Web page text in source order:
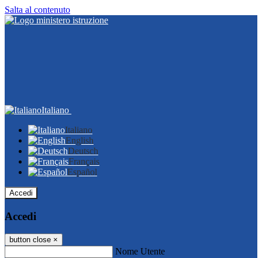
Salta al contenuto
Italiano
Italiano
English
Deutsch
Français
Español
Accedi
Accedi
button close ×
Nome Utente